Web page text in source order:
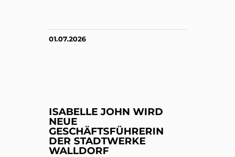
01.07.2026
ISABELLE JOHN WIRD
NEUE
GESCHÄFTSFÜHRERIN
DER STADTWERKE
WALLDORF